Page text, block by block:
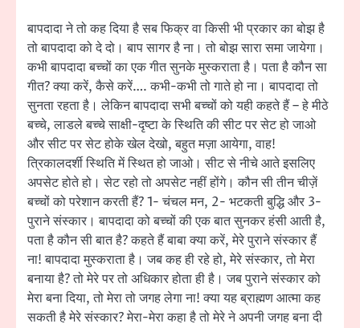
बापदादा ने तो कह दिया है सब फिक्र वा किसी भी प्रकार का बोझ है
तो बापदादा को दे दो। बाप सागर है ना। तो बोझ सारा समा जायेगा।
कभी बापदादा बच्चों का एक गीत सुनके मुस्कराता है। पता है कौन सा
गीत? क्या करें, कैसे करें…. कभी-कभी तो गाते हो ना। बापदादा तो
सुनता रहता है। लेकिन बापदादा सभी बच्चों को यही कहते हैं – हे मीठे
बच्चे, लाडले बच्चे साक्षी-दृष्टा के स्थिति की सीट पर सेट हो जाओ
और सीट पर सेट होके खेल देखो, बहुत मज़ा आयेगा, वाह!
त्रिकालदर्शी स्थिति में स्थित हो जाओ। सीट से नीचे आते इसलिए
अपसेट होते हो। सेट रहो तो अपसेट नहीं होंगे। कौन सी तीन चीज़ें
बच्चों को परेशान करती हैं? 1- चंचल मन, 2- भटकती बुद्धि और 3-
पुराने संस्कार। बापदादा को बच्चों की एक बात सुनकर हंसी आती है,
पता है कौन सी बात है? कहते हैं बाबा क्या करें, मेरे पुराने संस्कार हैं
ना! बापदादा मुस्कराता है। जब कह ही रहे हो, मेरे संस्कार, तो मेरा
बनाया है? तो मेरे पर तो अधिकार होता ही है। जब पुराने संस्कार को
मेरा बना दिया, तो मेरा तो जगह लेगा ना! क्या यह ब्राह्मण आत्मा कह
सकती है मेरे संस्कार? मेरा-मेरा कहा है तो मेरे ने अपनी जगह बना दी